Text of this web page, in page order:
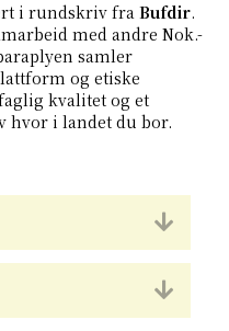
i rundskriv fra Bufdir.
med andre Nok.-
samler
og etiske
kvalitet og et
hvor i landet du bor.